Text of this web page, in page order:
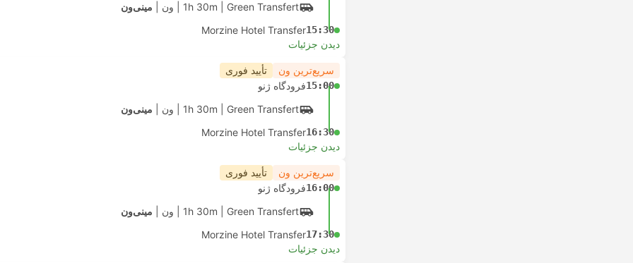
1h 30m | Green Transfert ون مینی‌ون
15:30
Morzine Hotel Transfer
دیدن جزئیات
سریع‌ترین ون تأیید فوری
15:00فرودگاه ژنو
1h 30m | Green Transfert ون مینی‌ون
16:30
Morzine Hotel Transfer
دیدن جزئیات
سریع‌ترین ون تأیید فوری
16:00فرودگاه ژنو
1h 30m | Green Transfert ون مینی‌ون
17:30
Morzine Hotel Transfer
دیدن جزئیات